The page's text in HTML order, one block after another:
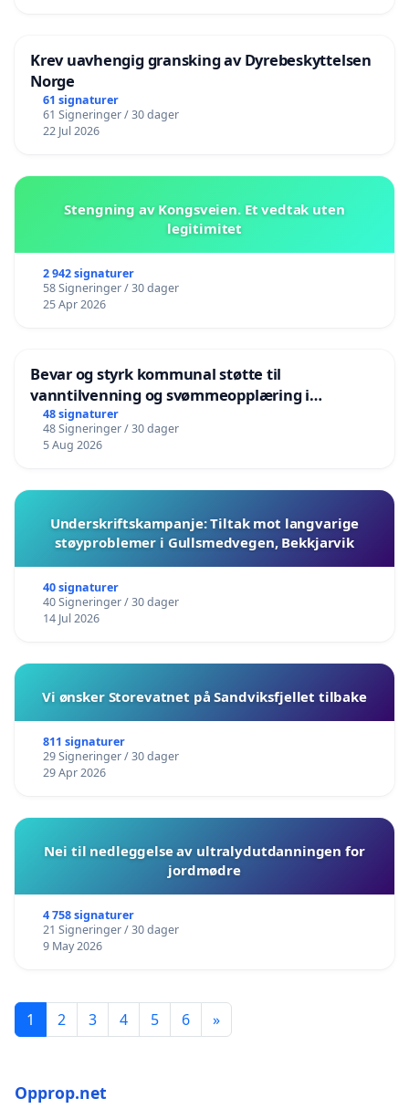
Krev uavhengig gransking av Dyrebeskyttelsen
Norge
61 signaturer
61 Signeringer / 30 dager
22 Jul 2026
Stengning av Kongsveien. Et vedtak uten
legitimitet
2 942 signaturer
58 Signeringer / 30 dager
25 Apr 2026
Bevar og styrk kommunal støtte til
vanntilvenning og svømmeopplæring i
barnehagene i Haugesund
48 signaturer
48 Signeringer / 30 dager
5 Aug 2026
Underskriftskampanje: Tiltak mot langvarige
støyproblemer i Gullsmedvegen, Bekkjarvik
40 signaturer
40 Signeringer / 30 dager
14 Jul 2026
Vi ønsker Storevatnet på Sandviksfjellet tilbake
811 signaturer
29 Signeringer / 30 dager
29 Apr 2026
Nei til nedleggelse av ultralydutdanningen for
jordmødre
4 758 signaturer
21 Signeringer / 30 dager
9 May 2026
1 2 3 4 5 6 »
Opprop.net